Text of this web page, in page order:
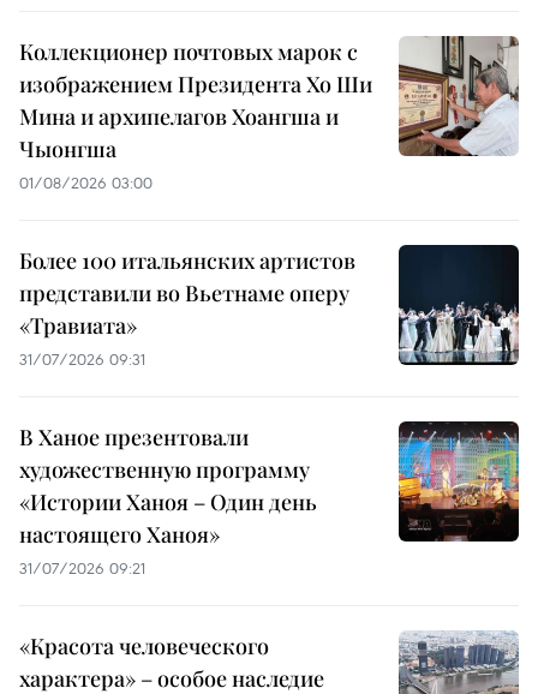
Коллекционер почтовых марок с
изображением Президента Хо Ши
Мина и архипелагов Хоангша и
Чыонгша
01/08/2026 03:00
Более 100 итальянских артистов
представили во Вьетнаме оперу
«Травиата»
31/07/2026 09:31
В Ханое презентовали
художественную программу
«Истории Ханоя – Один день
настоящего Ханоя»
31/07/2026 09:21
«Красота человеческого
характера» – особое наследие